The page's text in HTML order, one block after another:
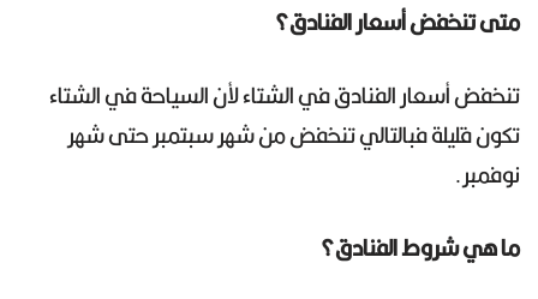
متى تنخفض أسعار الفنادق؟
تنخفض أسعار الفنادق في الشتاء لأن السياحة في الشتاء
تكون قليلة فبالتالي تنخفض من شهر سبتمبر حتى شهر
نوفمبر.
ما هي شروط الفنادق؟